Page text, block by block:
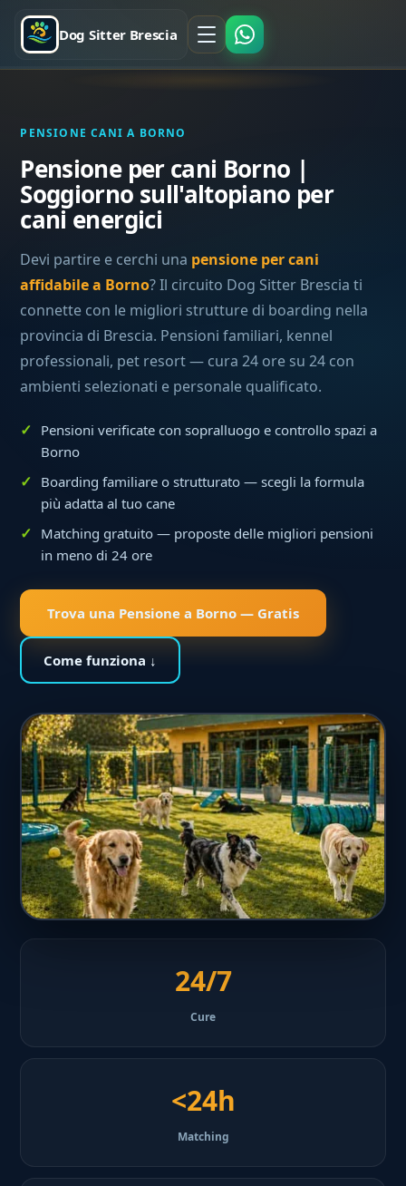
Dog Sitter Brescia
PENSIONE CANI A BORNO
Pensione per cani Borno |
Soggiorno sull'altopiano per
cani energici
Devi partire e cerchi una pensione per cani
affidabile a Borno? Il circuito Dog Sitter Brescia ti
connette con le migliori strutture di boarding nella
provincia di Brescia. Pensioni familiari, kennel
professionali, pet resort — cura 24 ore su 24 con
ambienti selezionati e personale qualificato.
Pensioni verificate con sopralluogo e controllo spazi a
Borno
Boarding familiare o strutturato — scegli la formula
più adatta al tuo cane
Matching gratuito — proposte delle migliori pensioni
in meno di 24 ore
Trova una Pensione a Borno — Gratis
Come funziona ↓
24/7
Cure
<24h
Matching